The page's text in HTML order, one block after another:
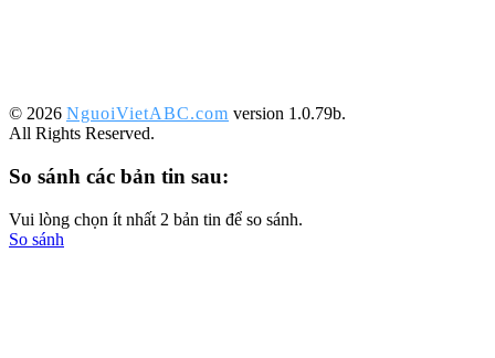
©️ 2026 NguoiVietABC.com version 1.0.79b.
All Rights Reserved.
So sánh các bản tin sau:
Vui lòng chọn ít nhất 2 bản tin để so sánh.
So sánh